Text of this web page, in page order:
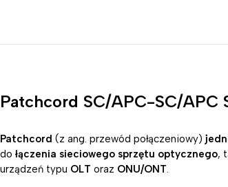
Patchcord SC/APC-SC/APC
Patchcord (z ang. przewód połączeniowy)
do łączenia sieciowego sprzętu optycznego,
urządzeń typu OLT oraz ONU/ONT.